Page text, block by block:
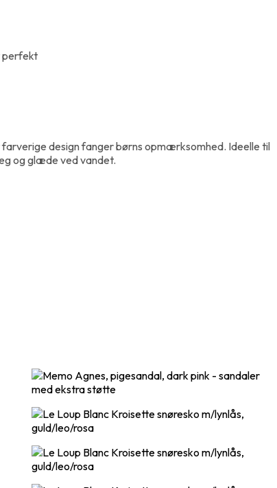
perfekt
design fanger børns opmærksomhed. Ideelle til
og glæde ved vandet.